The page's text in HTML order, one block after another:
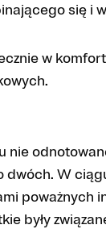
się i
w
nie
dwóch. W
poważnych
były